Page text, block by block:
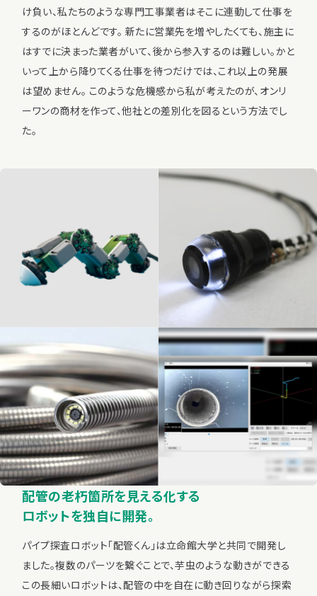
け負い、私たちのような専門工事業者はそこに連動して仕事を
するのがほとんどです。 新たに営業先を増やしたくても、施主に
はすでに決まった業者がいて、後から参入するのは難しい。かと
いって上から降りてくる仕事を待つだけでは、これ以上の発展
は望めません。 このような危機感から私が考えたのが、オンリ
ーワンの商材を作って、他社との差別化を図るという方法でし
た。
配管の老朽箇所を見える化する
ロボットを独自に開発。
パイプ探査ロボット「配管くん」は立命館大学と共同で開発し
ました。複数のパーツを繋ぐことで、芋虫のような動きができる
この長細いロボットは、配管の中を自在に動き回りながら探索